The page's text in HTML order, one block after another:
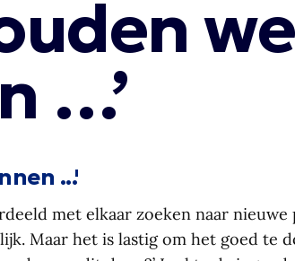
we
…’
...'
met elkaar zoeken naar nieuwe
Maar het is lastig om het goed te